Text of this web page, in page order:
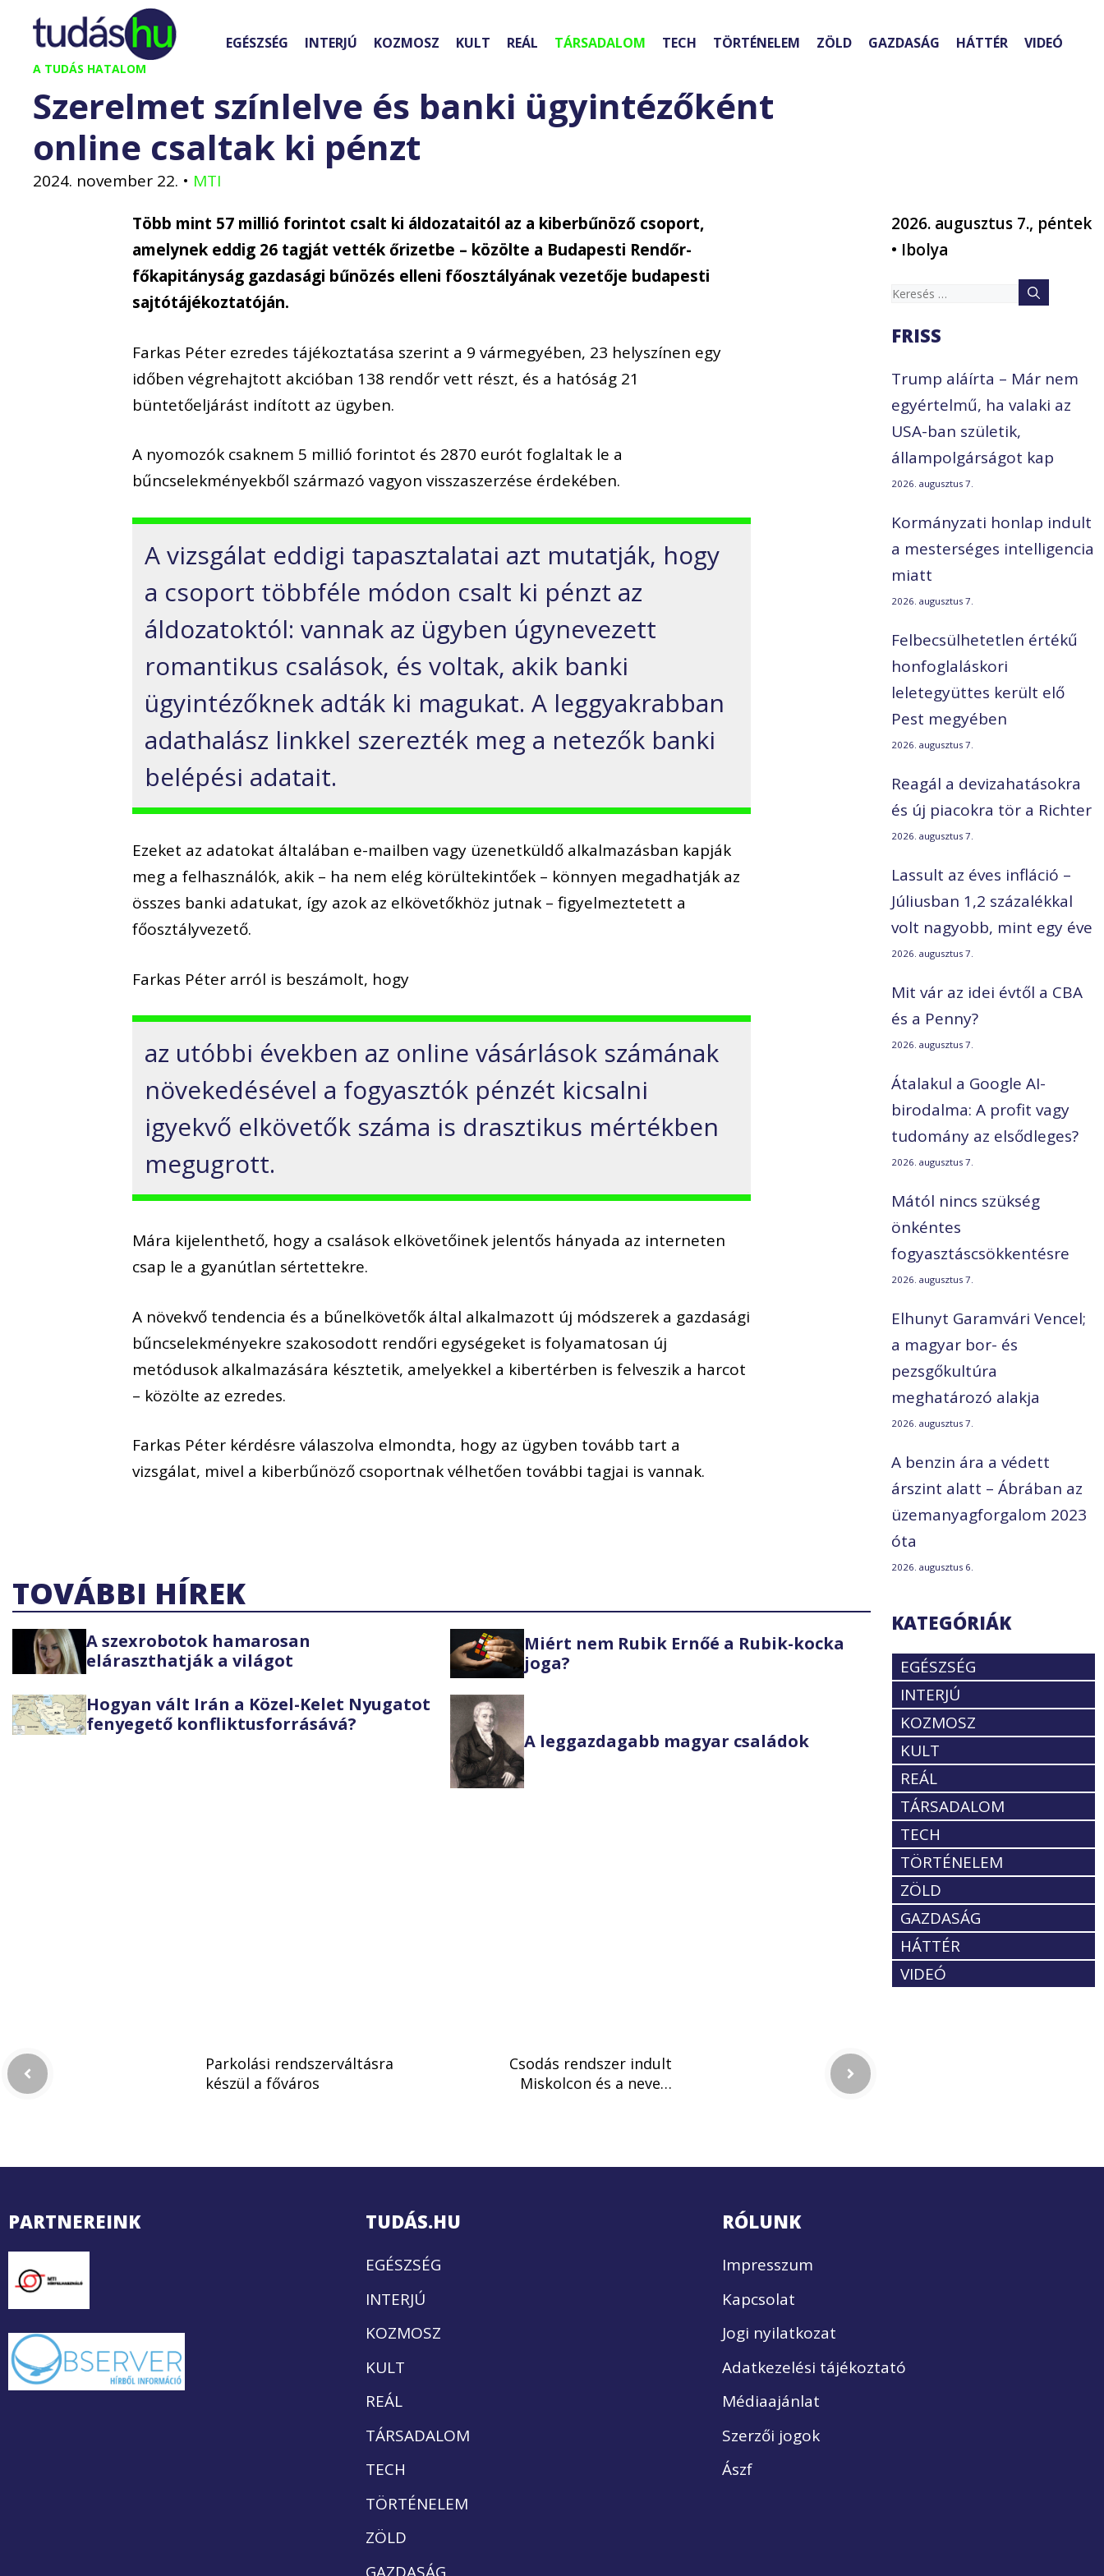
Kilépés
tartalomba
A TUDÁS HATALOM
EGÉSZSÉG INTERJÚ KOZMOSZ KULT REÁL TÁRSADALOM TECH TÖRTÉNELEM ZÖLD GAZDASÁG HÁTTÉR VIDEÓ
Szerelmet színlelve és banki ügyintézőként
online csaltak ki pénzt
2024. november 22. • MTI
Több mint 57 millió forintot csalt ki áldozataitól az a kiberbűnöző csoport,
amelynek eddig 26 tagját vették őrizetbe – közölte a Budapesti Rendőr-
főkapitányság gazdasági bűnözés elleni főosztályának vezetője budapesti
sajtótájékoztatóján.
Farkas Péter ezredes tájékoztatása szerint a 9 vármegyében, 23 helyszínen egy
időben végrehajtott akcióban 138 rendőr vett részt, és a hatóság 21
büntetőeljárást indított az ügyben.
A nyomozók csaknem 5 millió forintot és 2870 eurót foglaltak le a
bűncselekményekből származó vagyon visszaszerzése érdekében.
A vizsgálat eddigi tapasztalatai azt mutatják, hogy
a csoport többféle módon csalt ki pénzt az
áldozatoktól: vannak az ügyben úgynevezett
romantikus csalások, és voltak, akik banki
ügyintézőknek adták ki magukat. A leggyakrabban
adathalász linkkel szerezték meg a netezők banki
belépési adatait.
Ezeket az adatokat általában e-mailben vagy üzenetküldő alkalmazásban kapják
meg a felhasználók, akik – ha nem elég körültekintőek – könnyen megadhatják az
összes banki adatukat, így azok az elkövetőkhöz jutnak – figyelmeztetett a
főosztályvezető.
Farkas Péter arról is beszámolt, hogy
az utóbbi években az online vásárlások számának
növekedésével a fogyasztók pénzét kicsalni
igyekvő elkövetők száma is drasztikus mértékben
megugrott.
Mára kijelenthető, hogy a csalások elkövetőinek jelentős hányada az interneten
csap le a gyanútlan sértettekre.
A növekvő tendencia és a bűnelkövetők által alkalmazott új módszerek a gazdasági
bűncselekményekre szakosodott rendőri egységeket is folyamatosan új
metódusok alkalmazására késztetik, amelyekkel a kibertérben is felveszik a harcot
– közölte az ezredes.
Farkas Péter kérdésre válaszolva elmondta, hogy az ügyben tovább tart a
vizsgálat, mivel a kiberbűnöző csoportnak vélhetően további tagjai is vannak.
TOVÁBBI HÍREK
A szexrobotok hamarosan
eláraszthatják a világot
Miért nem Rubik Ernőé a Rubik-kocka
joga?
Hogyan vált Irán a Közel-Kelet Nyugatot
fenyegető konfliktusforrásává?
A leggazdagabb magyar családok
2026. augusztus 7., péntek
• Ibolya
Keresés:
FRISS
Trump aláírta – Már nem
egyértelmű, ha valaki az
USA-ban születik,
állampolgárságot kap
2026. augusztus 7.
Kormányzati honlap indult
a mesterséges intelligencia
miatt
2026. augusztus 7.
Felbecsülhetetlen értékű
honfoglaláskori
leletegyüttes került elő
Pest megyében
2026. augusztus 7.
Reagál a devizahatásokra
és új piacokra tör a Richter
2026. augusztus 7.
Lassult az éves infláció –
Júliusban 1,2 százalékkal
volt nagyobb, mint egy éve
2026. augusztus 7.
Mit vár az idei évtől a CBA
és a Penny?
2026. augusztus 7.
Átalakul a Google AI-
birodalma: A profit vagy
tudomány az elsődleges?
2026. augusztus 7.
Mától nincs szükség
önkéntes
fogyasztáscsökkentésre
2026. augusztus 7.
Elhunyt Garamvári Vencel;
a magyar bor- és
pezsgőkultúra
meghatározó alakja
2026. augusztus 7.
A benzin ára a védett
árszint alatt – Ábrában az
üzemanyagforgalom 2023
óta
2026. augusztus 6.
KATEGÓRIÁK
EGÉSZSÉG
INTERJÚ
KOZMOSZ
KULT
REÁL
TÁRSADALOM
TECH
TÖRTÉNELEM
ZÖLD
GAZDASÁG
HÁTTÉR
VIDEÓ
Parkolási rendszerváltásra
készül a főváros
Csodás rendszer indult
Miskolcon és a neve…
PARTNEREINK TUDÁS.HU
EGÉSZSÉG
INTERJÚ
KOZMOSZ
KULT
REÁL
TÁRSADALOM
TECH
TÖRTÉNELEM
ZÖLD
GAZDASÁG
RÓLUNK
Impresszum
Kapcsolat
Jogi nyilatkozat
Adatkezelési tájékoztató
Médiaajánlat
Szerzői jogok
Ászf